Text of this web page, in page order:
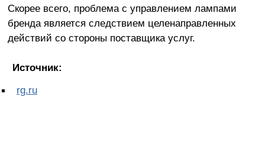
Скорее всего, проблема с управлением лампами
бренда является следствием целенаправленных
действий со стороны поставщика услуг.
Источник:
rg.ru